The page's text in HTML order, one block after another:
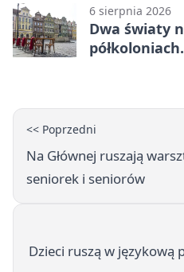
6 sierpnia 2026
Dwa światy
<< Poprzedni
Na Głównej ruszają
seniorek i seniorów
Dzieci ruszą w językową